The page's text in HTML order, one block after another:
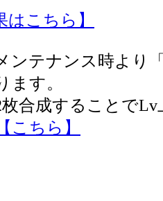
はこちら】
ンテナンス時より
ます。
合成することでLv
【こちら】